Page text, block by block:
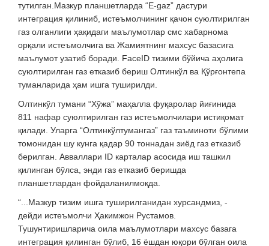
тутилган.Мазкур планшетларда “E-gaz” дастури
интегрaция қилиниб, истеъмолчининг қачон суюлтирилган
газ олганлиги ҳақидаги маълумотлар смс хабарнома
орқали истеъмолчига ва Жамиятнинг махсус базасига
маълумот узатиб боради. FaceID тизими бўйича аҳолига
суюлтирилган газ етказиб бериш Олтинкўл ва Қўрғонтепа
туманларида ҳам ишга туширилди.
Олтинкўл тумани “Хўжа” маҳалла фуқаролар йиғинида
811 нафар суюлтирилган газ истеъмолчилари истиқомат
қилади. Уларга “Олтинкўлтумангаз” газ таъминоти бўлими
томонидан шу кунга қадар 90 тоннадан зиёд газ етказиб
берилган. Авваллари ID карталар асосида иш ташкил
қилинган бўлса, энди газ етказиб беришда
планшетлардан фойдаланилмоқда.
“...Мазкур тизим ишга туширилганидан хурсандмиз, -
дейди истеъмолчи Ҳакимжон Рустамов.
Тушунтиришларича оила маълумотлари махсус базага
интеграция қилинган бўлиб, 16 ёшдан юқори бўлган оила